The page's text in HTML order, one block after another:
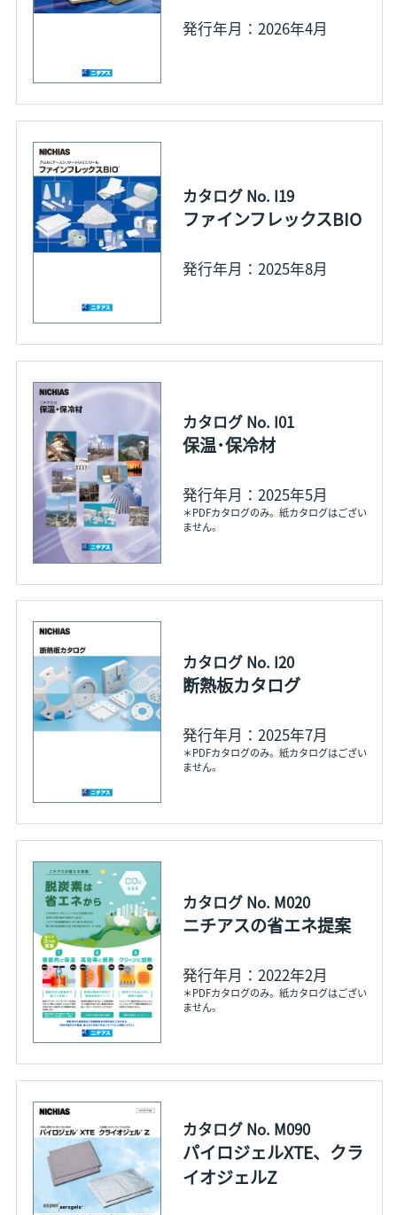
発行年月：2026年4月
カタログ No. I19
ファインフレックスBIO
発行年月：2025年8月
カタログ No. I01
保温･保冷材
発行年月：2025年5月
＊PDFカタログのみ。紙カタログはござい
ません。
カタログ No. I20
断熱板カタログ
発行年月：2025年7月
＊PDFカタログのみ。紙カタログはござい
ません。
カタログ No. M020
ニチアスの省エネ提案
発行年月：2022年2月
＊PDFカタログのみ。紙カタログはござい
ません。
カタログ No. M090
パイロジェルXTE、クラ
イオジェルZ